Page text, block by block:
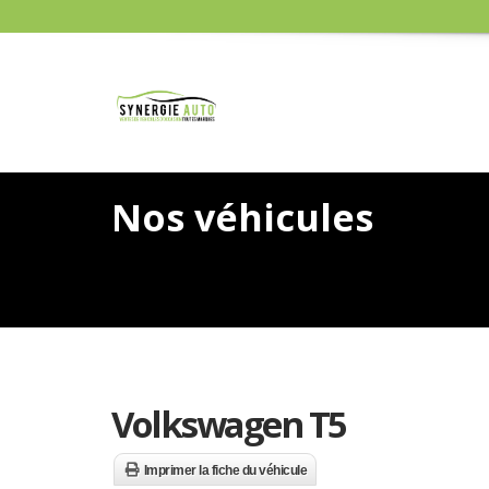
Nos véhicules
Volkswagen T5
Imprimer la fiche du véhicule